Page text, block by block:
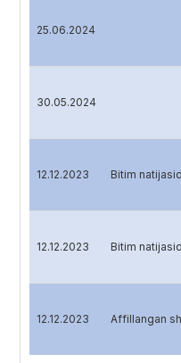
25.06.2024
30.05.2024
12.12.2023 Bitim
12.12.2023 Bitim
12.12.2023 Affillangan